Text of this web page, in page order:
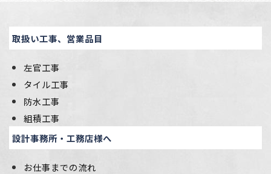
取扱い工事、営業品目
左官工事
タイル工事
防水工事
組積工事
設計事務所・工務店様へ
お仕事までの流れ